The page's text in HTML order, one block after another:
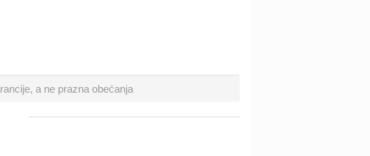
a ne prazna obećanja